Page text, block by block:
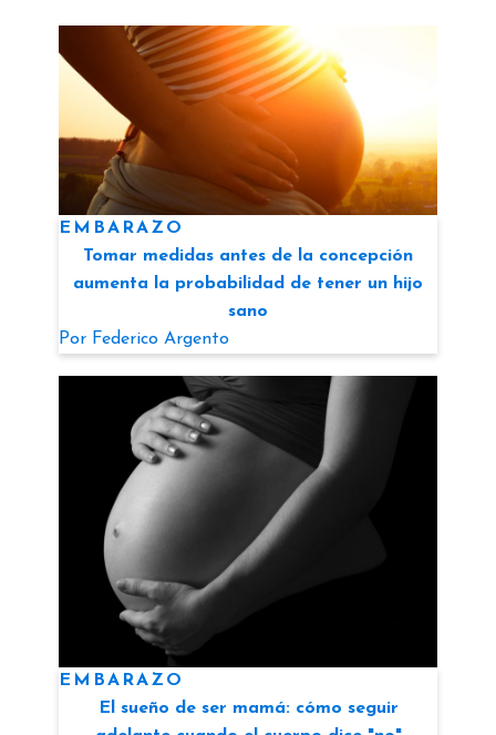
EMBARAZO
Tomar medidas antes de la concepción
aumenta la probabilidad de tener un hijo
sano
Por Federico Argento
EMBARAZO
El sueño de ser mamá: cómo seguir